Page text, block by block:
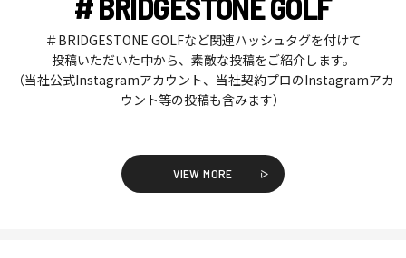
＃BRIDGESTONE GOLFなど関連ハッシュタグを付けて
投稿いただいた中から、素敵な投稿をご紹介します。
（当社公式Instagramアカウント、当社契約プロのInstagramアカ
ウント等の投稿も含みます）
VIEW MORE